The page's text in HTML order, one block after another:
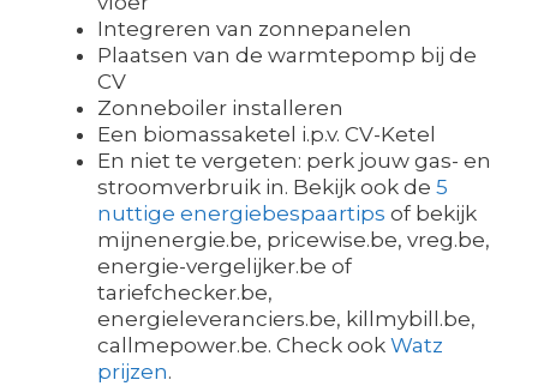
Integreren van zonnepanelen
Plaatsen van de warmtepomp bij de
CV
Zonneboiler installeren
Een biomassaketel i.p.v. CV-Ketel
En niet te vergeten: perk jouw gas- en
stroomverbruik in. Bekijk ook de 5
nuttige energiebespaartips of bekijk
mijnenergie.be, pricewise.be, vreg.be,
energie-vergelijker.be of
tariefchecker.be,
energieleveranciers.be, killmybill.be,
callmepower.be. Check ook Watz
prijzen.